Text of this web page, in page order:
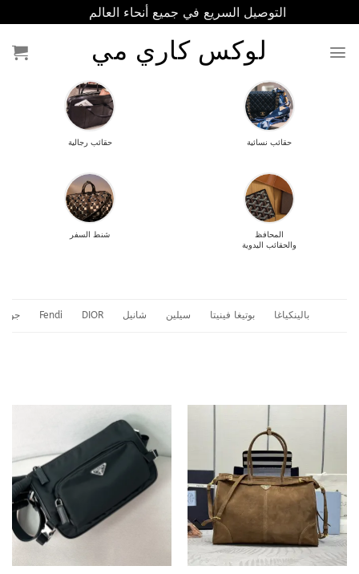
إلى
المحتوى
التوصيل السريع في جميع أنحاء العالم
لوكس كاري مي
حقائب نسائية حقائب رجالية
المحافظ
والحقائب اليدوية
شنط السفر
بالينكياغا بوتيغا فينيتا سيلين شانيل DIOR
Fendi